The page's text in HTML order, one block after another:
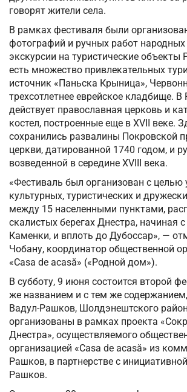
говорят жители села.
В рамках фестиваля были
фотографий и ручных работ народных
экскурсии на туристические объекты
есть множество привлекательных
источник «Паньска Крыница»,
трехсотлетнее еврейское кладбище.
действует православная церковь и
костел, построенные еще в XVII веке.
сохранились развалины Покровской
церкви, датированной 1740 годом, и
возведенной в середине XVIII века.
«Фестиваль был организован с целью
культурных, туристических и
между 15 населенными пунктами,
скалистых берегах Днестра, начиная
Каменки, и вплоть до Дубоссар», —
Чобану, координатор общественной
«Casa de acasă» («Родной дом»).
В субботу, 9 июня состоится второй
же названием и с тем же
Вадул-Рашков, Шолдэнештского
организованы в рамках проекта
Днестра», осуществляемого
организацией «Casa de acasă» из
Рашков, в партнерстве с
Рашков.